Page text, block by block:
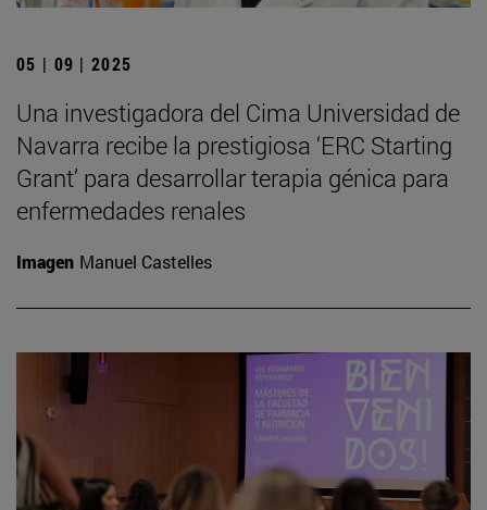
05 | 09 | 2025
Una investigadora del Cima Universidad de
Navarra recibe la prestigiosa ‘ERC Starting
Grant’ para desarrollar terapia génica para
enfermedades renales
Imagen Manuel Castelles